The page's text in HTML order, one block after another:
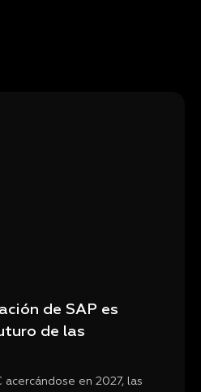
de SAP es
de las
acercándose en 2027, las